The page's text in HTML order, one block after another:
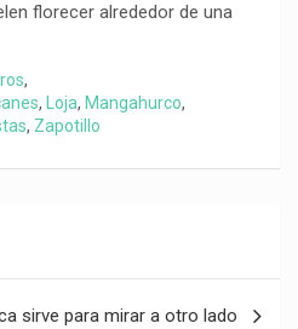
florecer alrededor de una
,
, Loja, Mangahurco,
, Zapotillo
sirve para mirar a otro lado